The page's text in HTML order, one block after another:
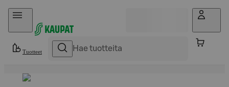
Hyppää sisältöön
Tuotteet